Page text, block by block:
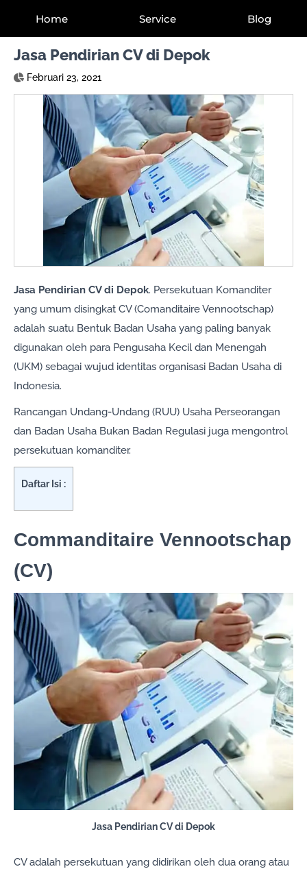
Home Service Blog
Jasa Pendirian CV di Depok
Februari 23, 2021
Jasa Pendirian CV di Depok. Persekutuan Komanditer
yang umum disingkat CV (Comanditaire Vennootschap)
adalah suatu Bentuk Badan Usaha yang paling banyak
digunakan oleh para Pengusaha Kecil dan Menengah
(UKM) sebagai wujud identitas organisasi Badan Usaha di
Indonesia.
Rancangan Undang-Undang (RUU) Usaha Perseorangan
dan Badan Usaha Bukan Badan Regulasi juga mengontrol
persekutuan komanditer.
Daftar Isi :
Commanditaire Vennootschap
(CV)
Jasa Pendirian CV di Depok
CV adalah persekutuan yang didirikan oleh dua orang atau